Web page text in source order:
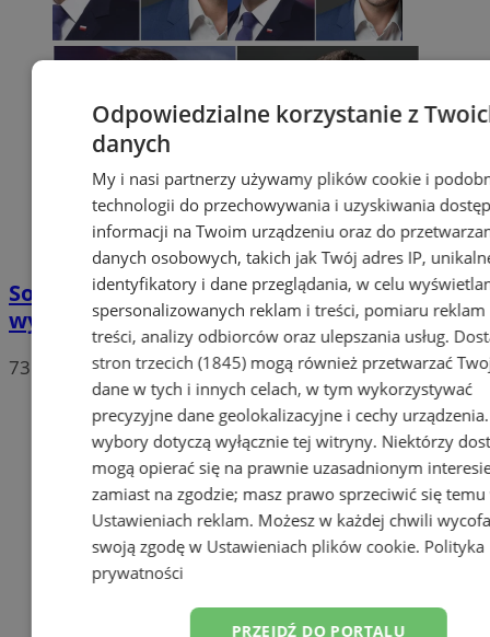
Sonda: Na kogo zagłosujesz w drugiej turze
wyborów prezydenckich?
73
Odpowiedzialne korzystanie z
danych
My i nasi partnerzy używamy plików cookie i
technologii do przechowywania i uzyskiwania
informacji na Twoim urządzeniu oraz do
danych osobowych, takich jak Twój adres IP,
identyfikatory i dane przeglądania, w celu
spersonalizowanych reklam i treści, pomiaru reklam
treści, analizy odbiorców oraz ulepszania usług.
stron trzecich (1845)mogą również przetwarzać
dane w tych i innych celach, w tym wykorzystywać
precyzyjne dane geolokalizacyjne i cechy
wybory dotyczą wyłącznie tej witryny. Niektórzy
mogą opierać się na prawnie uzasadnionym
zamiast na zgodzie; masz prawo sprzeciwić się temu
Ustawieniach reklam. Możesz w każdej chwili
swoją zgodę w Ustawieniach plików cookie. Polityka
prywatności
PRZEJDŹ DO PORTALU